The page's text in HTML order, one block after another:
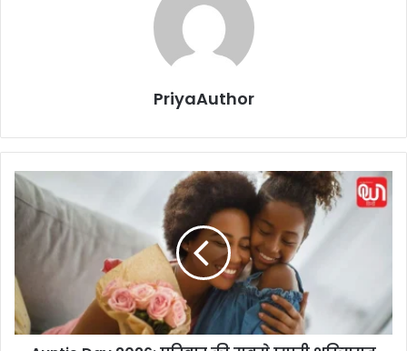
PriyaAuthor
A
u
e
D
a
y